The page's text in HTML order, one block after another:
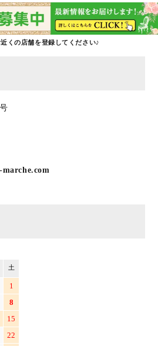
くの店舗を登録してください♪
土
1
8
15
22